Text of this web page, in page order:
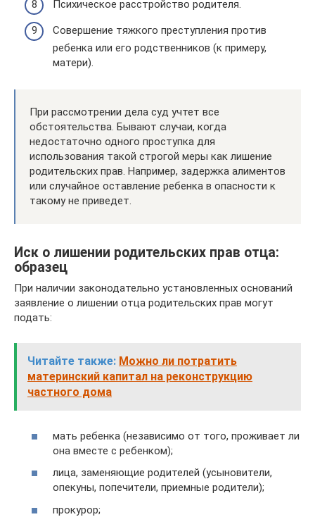
Психическое расстройство родителя.
Совершение тяжкого преступления против
ребенка или его родственников (к примеру,
матери).
При рассмотрении дела суд учтет все
обстоятельства. Бывают случаи, когда
недостаточно одного проступка для
использования такой строгой меры как лишение
родительских прав. Например, задержка алиментов
или случайное оставление ребенка в опасности к
такому не приведет.
Иск о лишении родительских прав отца:
образец
При наличии законодательно установленных оснований
заявление о лишении отца родительских прав могут
подать:
Читайте также: Можно ли потратить
материнский капитал на реконструкцию
частного дома
мать ребенка (независимо от того, проживает ли
она вместе с ребенком);
лица, заменяющие родителей (усыновители,
опекуны, попечители, приемные родители);
прокурор;